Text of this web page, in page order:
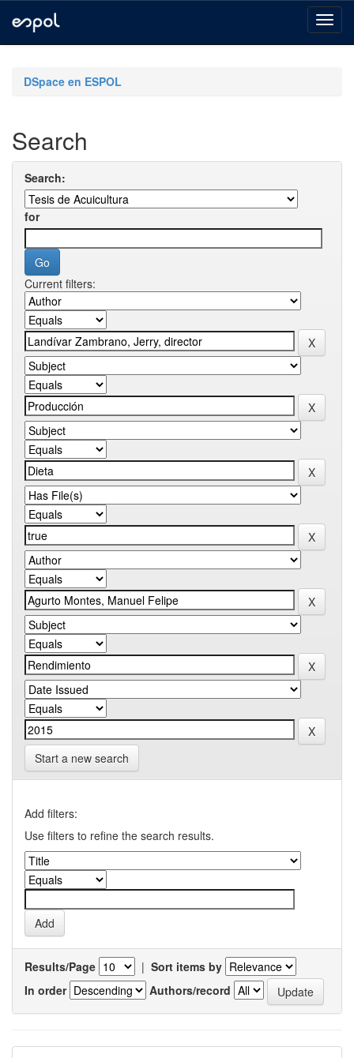
navigationDSpace en ESPOL
Search
Search:
for
Current filters:
Start a new search
Add filters:
Use filters to refine the search results.
Results/Page | Sort items by
In order
Authors/record